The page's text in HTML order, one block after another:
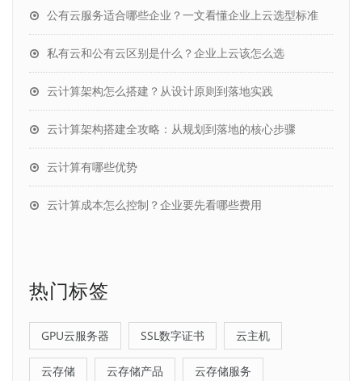
公有云服务适合哪些企业？一文看懂企业上云选型标准
私有云和公有云区别是什么？企业上云该怎么选
云计算架构怎么搭建？从设计原则到落地实践
云计算架构搭建全攻略：从规划到落地的核心步骤
云计算有哪些优势
云计算成本怎么控制？企业要先看哪些费用
热门标签
GPU云服务器 SSL数字证书 云主机
云存储 云存储产品 云存储服务